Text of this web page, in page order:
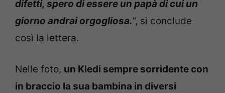
difetti, spero di essere un papà di cui un
giorno andrai orgogliosa.“, si conclude
così la lettera.
Nelle foto, un Kledi sempre sorridente con
in braccio la sua bambina in diversi